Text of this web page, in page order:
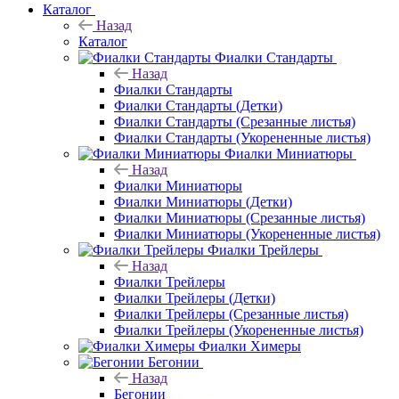
Каталог
Назад
Каталог
Фиалки Стандарты
Назад
Фиалки Стандарты
Фиалки Стандарты (Детки)
Фиалки Стандарты (Срезанные листья)
Фиалки Стандарты (Укорененные листья)
Фиалки Миниатюры
Назад
Фиалки Миниатюры
Фиалки Миниатюры (Детки)
Фиалки Миниатюры (Срезанные листья)
Фиалки Миниатюры (Укорененные листья)
Фиалки Трейлеры
Назад
Фиалки Трейлеры
Фиалки Трейлеры (Детки)
Фиалки Трейлеры (Срезанные листья)
Фиалки Трейлеры (Укорененные листья)
Фиалки Химеры
Бегонии
Назад
Бегонии